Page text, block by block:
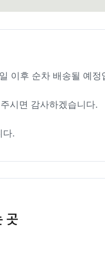
이후 순차 배송될 예정
시면 감사하겠습니다.
다.